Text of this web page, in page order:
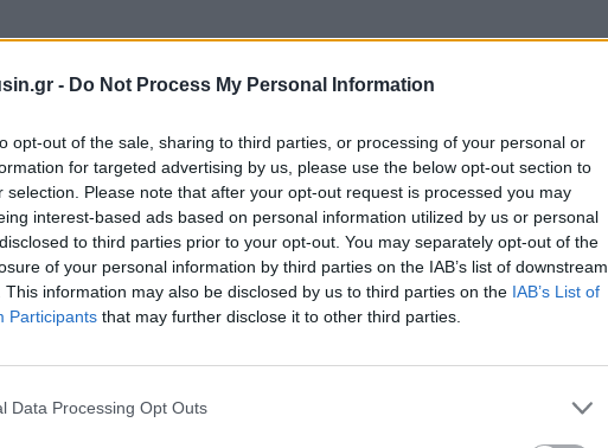
- Do Not Process My Personal Information
opt-out of the sale, sharing to third parties, or processing of your personal or
for targeted advertising by us, please use the below opt-out section to
selection. Please note that after your opt-out request is processed you may
interest-based ads based on personal information utilized by us or personal
to third parties prior to your opt-out. You may separately opt-out of the
of your personal information by third parties on the IAB’s list of downstream
This information may also be disclosed by us to third parties on the IAB’s List of
Participants that may further disclose it to other third parties.
Data Processing Opt Outs
στιγμή για να γιορτάσουμε τα επιτεύγματα των
και τη δουλειά που κάνουν, ασχέτως του φύλου».